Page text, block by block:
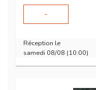
-
Réception le
samedi 08/08 (10:00)